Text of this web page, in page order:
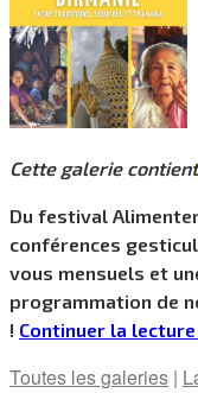
Cette galerie
Du festival
conférences
vous mensuels et
programmation de
! Continuer la lecture
Toutes les galeries |